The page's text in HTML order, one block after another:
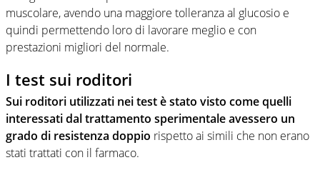
muscolare, avendo una maggiore tolleranza al glucosio e
quindi permettendo loro di lavorare meglio e con
prestazioni migliori del normale.
I test sui roditori
Sui roditori utilizzati nei test è stato visto come quelli
interessati dal trattamento sperimentale avessero un
grado di resistenza doppio rispetto ai simili che non erano
stati trattati con il farmaco.